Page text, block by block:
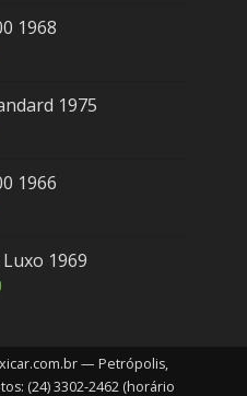
1968
1975
1966
1969
— Petrópolis,
(24) 3302-2462 (horário